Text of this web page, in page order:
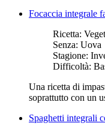
Focaccia integrale
Ricetta:
Senza: Uova
Stagione:
Difficoltà:
Una ricetta di
soprattutto con un
Spaghetti integrali